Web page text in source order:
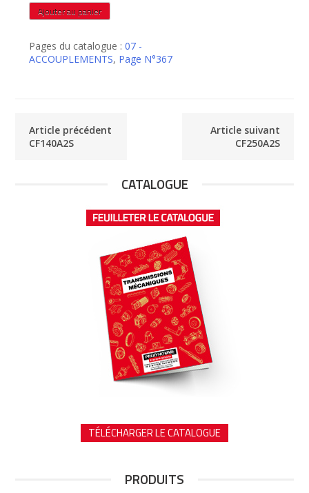
quantité
de
Ajouter au panier
Pages du catalogue :07 -
ACCOUPLEMENTS, Page N°367
Article précédent
CF140A2S
Article suivant
CF250A2S
CATALOGUE
TÉLÉCHARGER LE CATALOGUE
PRODUITS